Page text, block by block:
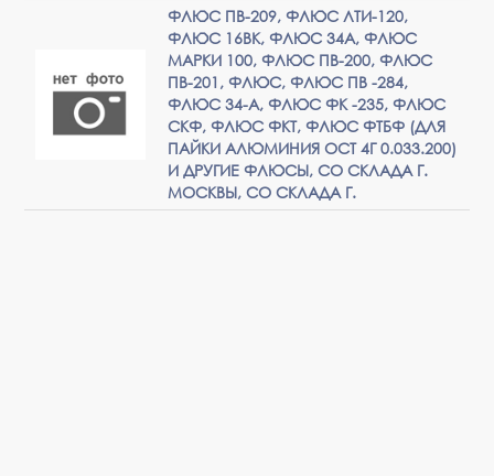
ФЛЮС ПВ-209, ФЛЮС ЛТИ-120,
ФЛЮС 16ВК, ФЛЮС 34А, ФЛЮС
МАРКИ 100, ФЛЮС ПВ-200, ФЛЮС
ПВ-201, ФЛЮС, ФЛЮС ПВ -284,
ФЛЮС 34-А, ФЛЮС ФК -235, ФЛЮС
СКФ, ФЛЮС ФКТ, ФЛЮС ФТБФ (ДЛЯ
ПАЙКИ АЛЮМИНИЯ ОСТ 4Г 0.033.200)
И ДРУГИЕ ФЛЮСЫ, СО СКЛАДА Г.
МОСКВЫ, СО СКЛАДА Г.